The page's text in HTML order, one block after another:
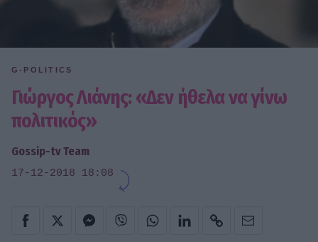
G-POLITICS
Γιώργος Λιάνης: «Δεν ήθελα να γίνω
πολιτικός»
Gossip-tv Team
17-12-2018 18:08